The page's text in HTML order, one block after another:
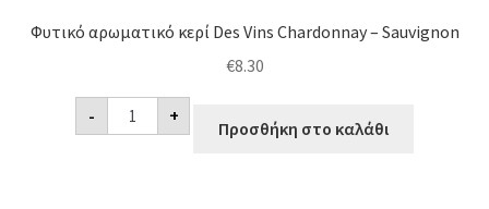
Φυτικό αρωματικό κερί Des Vins Chardonnay – Sauvignon
€8.30
-
Φυτικό
αρωματικό
κερί
+
Προσθήκη στο καλάθι